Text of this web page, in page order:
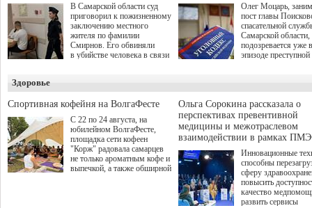
В Самарской области суд
приговорил к пожизненному
заключению местного
жителя по фамилии
Смирнов. Его обвиняли
в убийстве человека в связи
Олег Моцарь,
пост главы
спасательной
Самарской области,
подозревается уже
эпизоде преступной
а сам он
Здоровье
Спортивная кофейня на ВолгаФесте
С 22 по 24 августа, на
юбилейном ВолгаФесте,
площадка сети кофеен
"Корж" радовала самарцев
не только ароматным кофе и
выпечкой, а также обширной
Ольга Сорокина рассказала о
перспективах превентивной
медицины и межотраслевом
взаимодействии в рамках
Инновационные
способны
сферу
повысить
качество
развить сервисы